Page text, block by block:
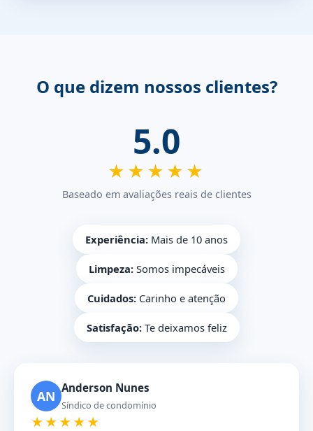
O que dizem nossos clientes?
5.0
★★★★★
Baseado em avaliações reais de clientes
Experiência: Mais de 10 anos
Limpeza:Somos impecáveis
Cuidados: Carinho e atenção
Satisfação:Te deixamos feliz
AN Anderson Nunes
Síndico de condomínio
★★★★★